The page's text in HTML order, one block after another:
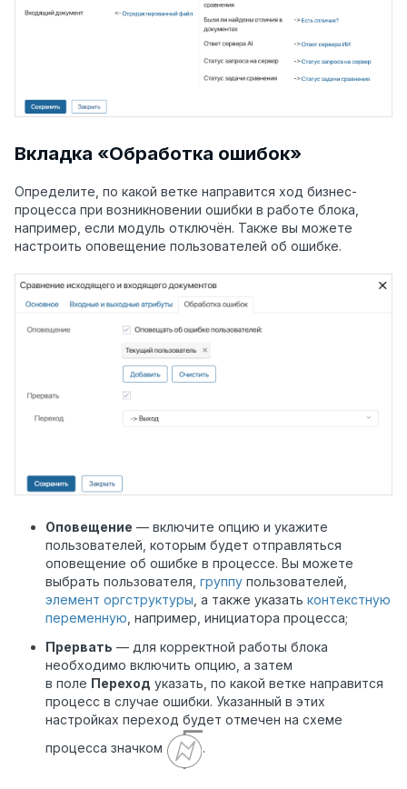
Вкладка «Обработка ошибок»
Определите, по какой ветке направится ход бизнес-
процесса при возникновении ошибки в работе блока,
например, если модуль отключён. Также вы можете
настроить оповещение пользователей об ошибке.
Оповещение — включите опцию и укажите
пользователей, которым будет отправляться
оповещение об ошибке в процессе. Вы можете
выбрать пользователя, группу пользователей,
элемент оргструктуры , а также указать контекстную
переменную , например, инициатора процесса;
Прервать — для корректной работы блока
необходимо включить опцию, а затем
в поле Переход указать, по какой ветке направится
процесс в случае ошибки. Указанный в этих
настройках переход будет отмечен на схеме
процесса значком
.